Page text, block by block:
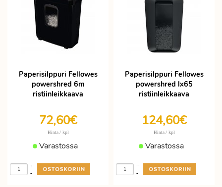
Paperisilppuri Fellowes
powershred 6m
ristiinleikkaava
72,60€
Hinta / kpl
Varastossa
-
+
Paperisilppuri Fellowes
powershred lx65
ristiinleikkaava
124,60€
Hinta / kpl
Varastossa
-
+